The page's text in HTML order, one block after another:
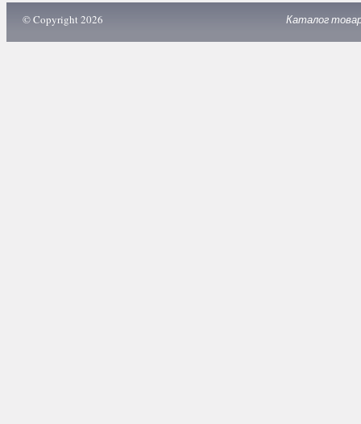
© Copyright 2026 Каталог